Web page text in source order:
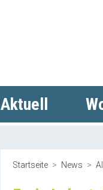
Aktuell
Startseite News